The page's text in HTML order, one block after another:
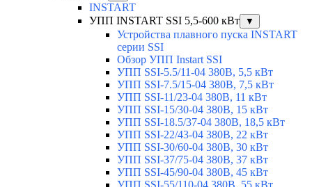
INSTART
УПП INSTART SSI 5,5-600 кВт
▼
Устройства плавного пуска INSTART
серии SSI
Обзор УПП Instart SSI
УПП SSI-5.5/11-04 380В, 5,5 кВт
УПП SSI-7.5/15-04 380В, 7,5 кВт
УПП SSI-11/23-04 380В, 11 кВт
УПП SSI-15/30-04 380В, 15 кВт
УПП SSI-18.5/37-04 380В, 18,5 кВт
УПП SSI-22/43-04 380В, 22 кВт
УПП SSI-30/60-04 380В, 30 кВт
УПП SSI-37/75-04 380В, 37 кВт
УПП SSI-45/90-04 380В, 45 кВт
УПП SSI-55/110-04 380В, 55 кВт